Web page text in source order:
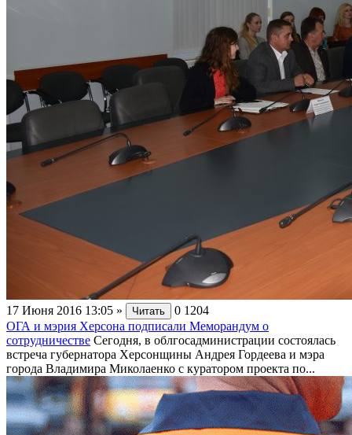
17 Июня 2016 13:05 » Читать 0 1204
ОГА и мэрия Херсона подписали Меморандум о
сотрудничестве Сегодня, в облгосадминистрации состоялась
встреча губернатора Херсонщины Андрея Гордеева и мэра
города Владимира Миколаенко с куратором проекта по...